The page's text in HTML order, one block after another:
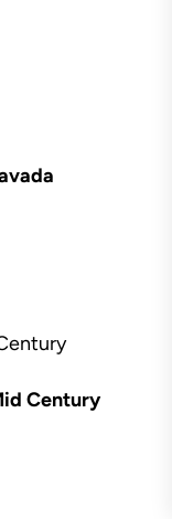
Century